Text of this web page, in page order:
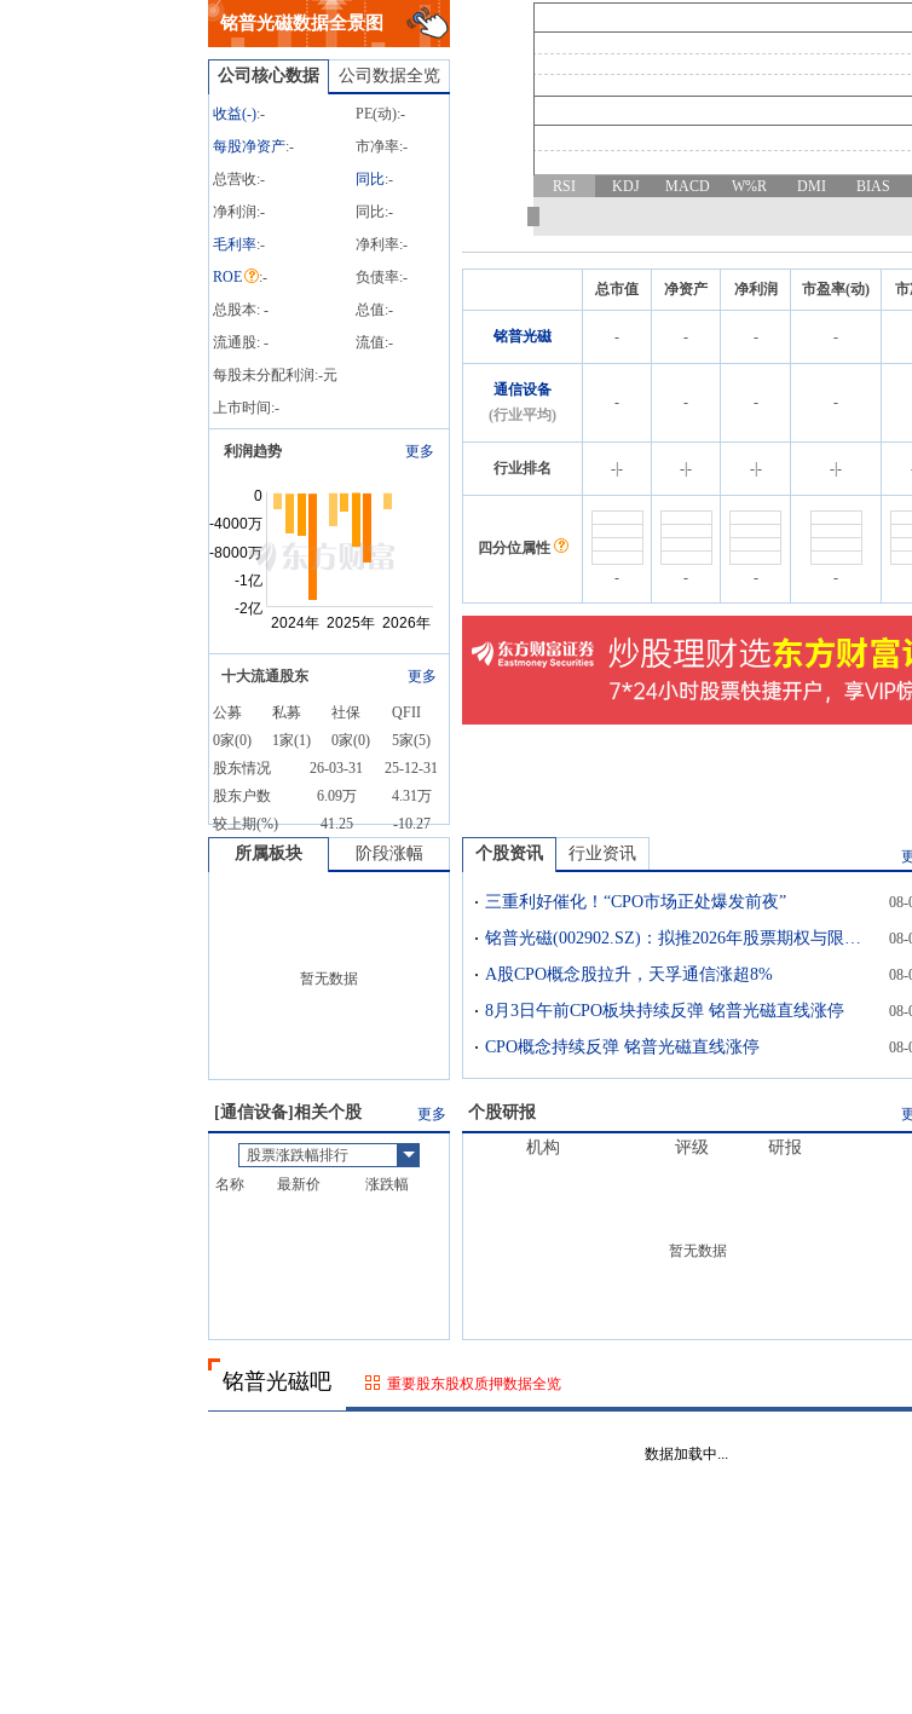
笔，增持0.01万股
铭普光磁数据全景图
公司核心数据 公司数据全览
收益(-):- PE(动):-
每股净资产:- 市净率:-
总营收:- 同比:-
净利润:- 同比:-
毛利率:- 净利率:-
ROE
:- 负债率:-
总股本: - 总值:-
流通股: - 流值:-
每股未分配利润:-元
上市时间:-
利润趋势 更多
十大流通股东 更多
公募 私募 社保
QFII
0家(0) 1家(1) 0家(0) 5家(5)
股东情况
26-03-31
25-12-31
股东户数
6.09万
4.31万
较上期(%)
41.25 -10.27
RSI KDJ MACD W%R DMI BIAS
总市值 净资产 净利润 市盈率(动) 市
铭普光磁 - - - -
通信设备
(行业平均)
- - - -
行业排名 -- -- -|- --
四分位属性
-
- - -
所属板块 阶段涨幅
暂无数据
个股资讯 行业资讯
三重利好催化！“CPO市场正处爆发前夜” 08-
铭普光磁(002902.SZ)：拟推2026年股票期权与限制性股票激励计划 08-
A股CPO概念股拉升，天孚通信涨超8% 08-
8月3日午前CPO板块持续反弹 铭普光磁直线涨停 08-
CPO概念持续反弹 铭普光磁直线涨停 08-
[通信设备]相关个股 更多
股票涨跌幅排行
名称
最新价 涨跌幅
个股研报
机构 评级 研报
暂无数据
铭普光磁吧 重要股东股权质押数据全览